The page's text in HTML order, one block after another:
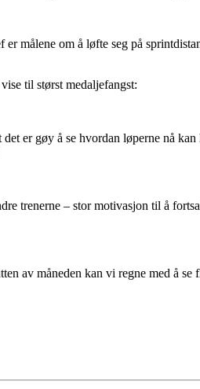
målene om å løfte seg på
til størst medaljefangst:
er gøy å se hvordan løperne nå
trenerne – stor motivasjon til å
av måneden kan vi regne med å